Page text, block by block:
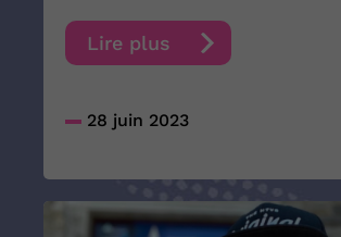
Lire plus
28 juin 2023